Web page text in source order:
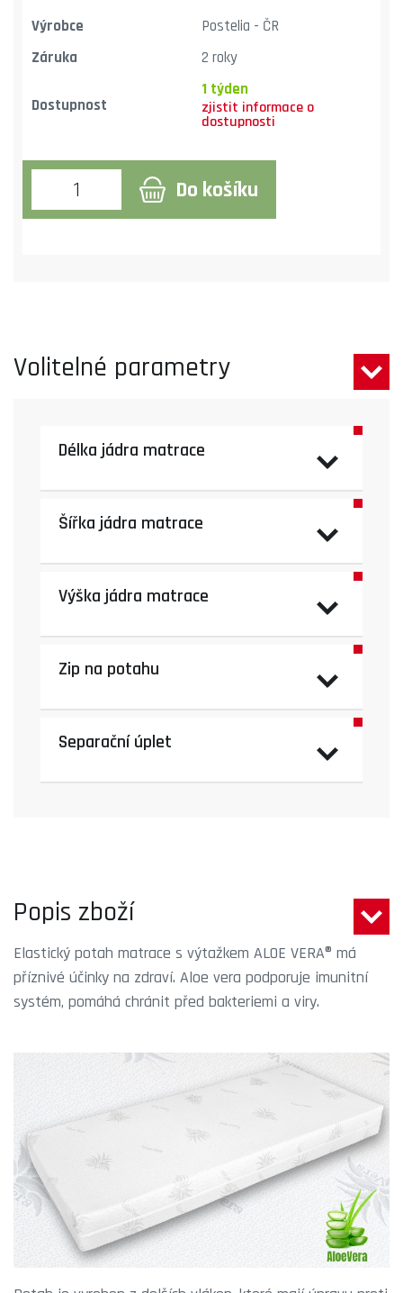
Výrobce
Postelia - ČR
Záruka
2 roky
Dostupnost
1 týden
Do košíku
Volitelné parametry
Délka jádra matrace
Šířka jádra matrace
Výška jádra matrace
Zip na potahu
Separační úplet
Popis zboží
Elastický potah matrace s výtažkem ALOE VERA® má
příznivé účinky na zdraví. Aloe vera podporuje imunitní
systém, pomáhá chránit před bakteriemi a viry.